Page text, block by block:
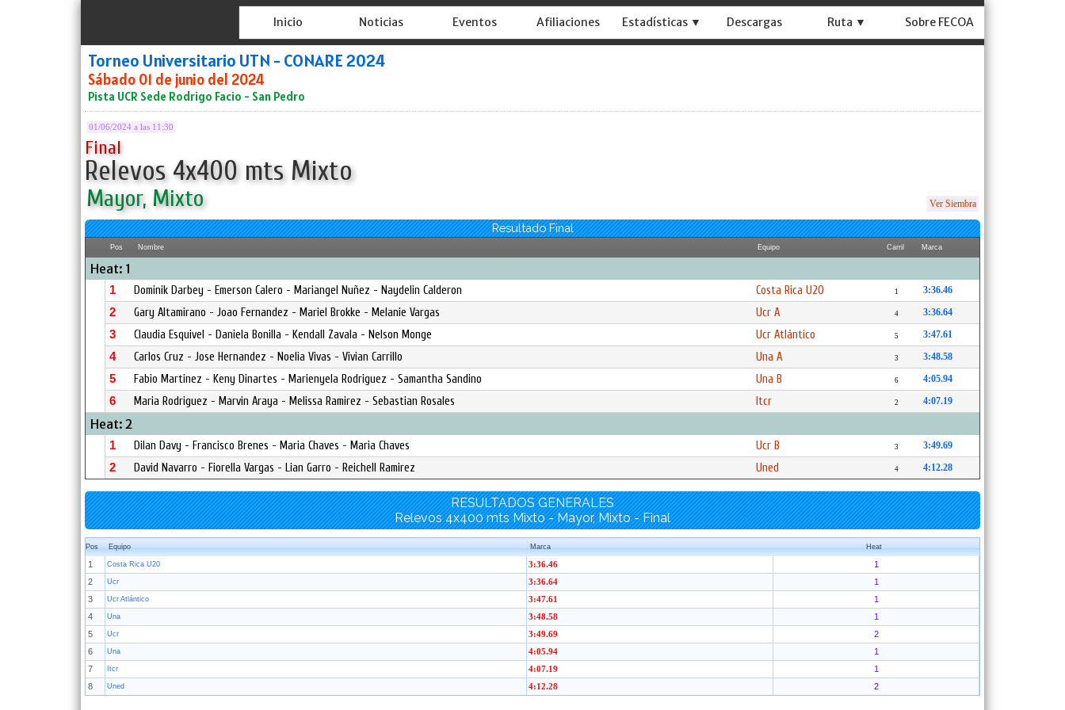
Inicio Noticias Eventos Afiliaciones Estadísticas ▼ Descargas Ruta ▼ Sobre FECOA
Torneo Universitario UTN - CONARE 2024
Sábado 01 de junio del 2024
Pista UCR Sede Rodrigo Facio - San Pedro
01/06/2024 a las 11:30
Final
Relevos 4x400 mts Mixto
Mayor, Mixto Ver Siembra
Resultado Final
Pos Nombre Equipo Carril Marca
Heat: 1
1 Dominik Darbey - Emerson Calero - Mariangel Nuñez - Naydelin Calderon Costa Rica U20 1 3:36.46
2 Gary Altamirano - Joao Fernandez - Mariel Brokke - Melanie Vargas Ucr A 4 3:36.64
3 Claudia Esquivel - Daniela Bonilla - Kendall Zavala - Nelson Monge Ucr Atlántico 5 3:47.61
4 Carlos Cruz - Jose Hernandez - Noelia Vivas - Vivian Carrillo Una A 3 3:48.58
5 Fabio Martinez - Keny Dinartes - Marienyela Rodriguez - Samantha Sandino Una B 6 4:05.94
6 Maria Rodriguez - Marvin Araya - Melissa Ramirez - Sebastian Rosales Itcr 2 4:07.19
Heat: 2
1 Dilan Davy - Francisco Brenes - Maria Chaves - Maria Chaves Ucr B 3 3:49.69
2 David Navarro - Fiorella Vargas - Lian Garro - Reichell Ramirez Uned 4 4:12.28
RESULTADOS GENERALES
Relevos 4x400 mts Mixto - Mayor, Mixto - Final
Pos Equipo Marca Heat
1 Costa Rica U20 3:36.46
1
2
Ucr 3:36.64
1
3
Ucr Atlántico 3:47.61
1
4
Una 3:48.58
1
5
Ucr 3:49.69
2
6
Una 4:05.94
1
7
Itcr 4:07.19
1
8
Uned 4:12.28 2